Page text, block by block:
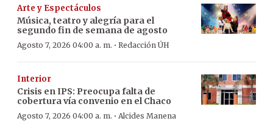
Arte y Espectáculos
Música, teatro y alegría para el
segundo fin de semana de agosto
Agosto 7, 2026 04:00 a. m. · Redacción ÚH
Interior
Crisis en IPS: Preocupa falta de
cobertura vía convenio en el Chaco
Agosto 7, 2026 04:00 a. m. · Alcides Manena